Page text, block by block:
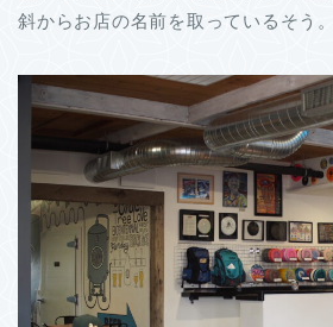
斜からお店の名前を取っているそう。